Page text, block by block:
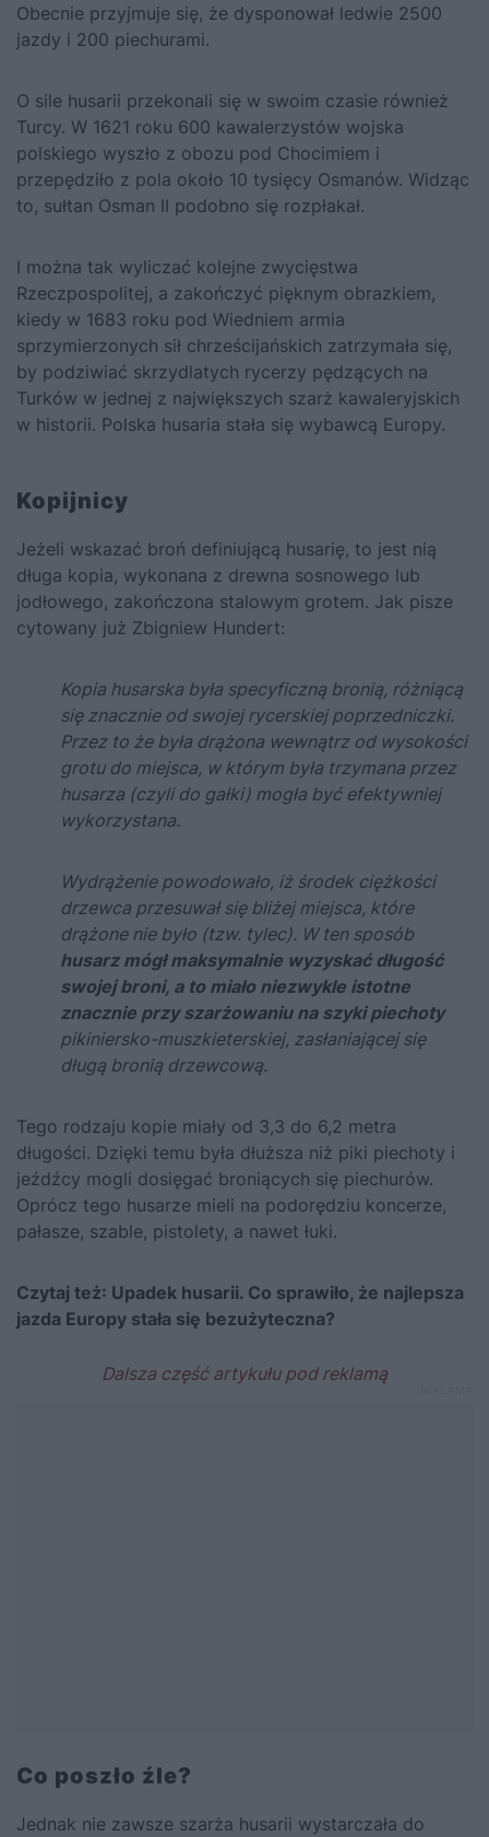
Obecnie przyjmuje się, że dysponował ledwie 2500
jazdy i 200 piechurami.
O sile husarii przekonali się w swoim czasie również
Turcy. W 1621 roku 600 kawalerzystów wojska
polskiego wyszło z obozu pod Chocimiem i
przepędziło z pola około 10 tysięcy Osmanów. Widząc
to, sułtan Osman II podobno się rozpłakał.
I można tak wyliczać kolejne zwycięstwa
Rzeczpospolitej, a zakończyć pięknym obrazkiem,
kiedy w 1683 roku pod Wiedniem armia
sprzymierzonych sił chrześcijańskich zatrzymała się,
by podziwiać skrzydlatych rycerzy pędzących na
Turków w jednej z największych szarż kawaleryjskich
w historii. Polska husaria stała się wybawcą Europy.
Kopijnicy
Jeżeli wskazać broń definiującą husarię, to jest nią
długa kopia, wykonana z drewna sosnowego lub
jodłowego, zakończona stalowym grotem. Jak pisze
cytowany już Zbigniew Hundert:
Kopia husarska była specyficzną bronią, różniącą
się znacznie od swojej rycerskiej poprzedniczki.
Przez to że była drążona wewnątrz od wysokości
grotu do miejsca, w którym była trzymana przez
husarza (czyli do gałki) mogła być efektywniej
wykorzystana.
Wydrążenie powodowało, iż środek ciężkości
drzewca przesuwał się bliżej miejsca, które
drążone nie było (tzw. tylec). W ten sposób
husarz mógł maksymalnie wyzyskać długość
swojej broni, a to miało niezwykle istotne
znacznie przy szarżowaniu na szyki piechoty
pikiniersko-muszkieterskiej, zasłaniającej się
długą bronią drzewcową.
Tego rodzaju kopie miały od 3,3 do 6,2 metra
długości. Dzięki temu była dłuższa niż piki piechoty i
jeźdźcy mogli dosięgać broniących się piechurów.
Oprócz tego husarze mieli na podorędziu koncerze,
pałasze, szable, pistolety, a nawet łuki.
Czytaj też: Upadek husarii. Co sprawiło, że najlepsza
jazda Europy stała się bezużyteczna?
Co poszło źle?
Jednak nie zawsze szarża husarii wystarczała do